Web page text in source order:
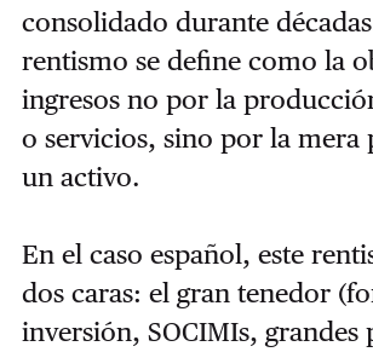
consolidado durante
rentismo se define como la
ingresos no por la
o servicios, sino por la mera
un activo.
En el caso español, este
dos caras: el gran tenedor
inversión, SOCIMIs, grandes